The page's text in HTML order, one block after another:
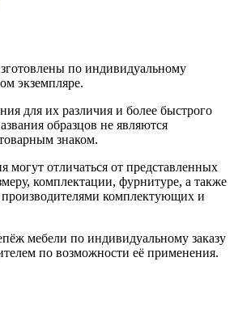
по индивидуальному
экземпляре.
для их различия и более быстрого
образцов не являются
знаком.
могут отличаться от представленных
комплектации, фурнитуре, а также
комплектующих и
мебели по индивидуальному заказу
по возможности её применения.